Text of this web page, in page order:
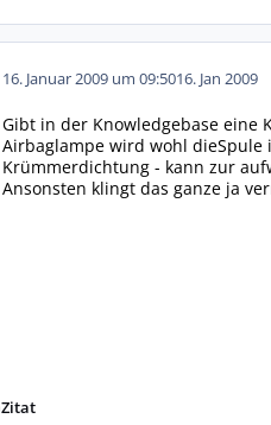
16. Januar 2009 um 09:5016. Jan 2009
Gibt in der Knowledgebase eine
Airbaglampe wird wohl
Krümmerdichtung - kann zur
Ansonsten klingt das ganze ja
Zitat